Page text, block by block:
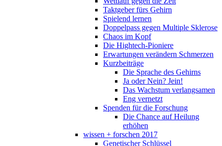
Taktgeber fürs Gehirn
Spielend lernen
Doppelpass gegen Multiple Sklerose
Chaos im Kopf
Die Hightech-Pioniere
Erwartungen verändern Schmerzen
Kurzbeiträge
Die Sprache des Gehirns
Ja oder Nein? Jein!
Das Wachstum verlangsamen
Eng vernetzt
Spenden für die Forschung
Die Chance auf Heilung
erhöhen
wissen + forschen 2017
Genetischer Schlüssel